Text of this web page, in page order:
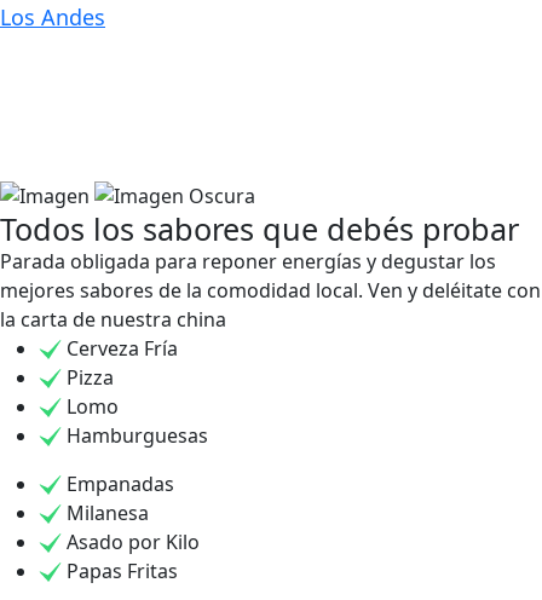
Los Andes
Todos los sabores que debés probar
Parada obligada para reponer energías y degustar los
mejores sabores de la comodidad local. Ven y deléitate con
la carta de nuestra china
Cerveza Fría
Pizza
Lomo
Hamburguesas
Empanadas
Milanesa
Asado por Kilo
Papas Fritas